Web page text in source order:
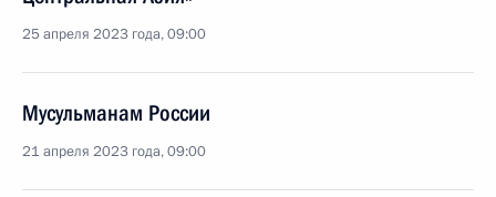
25 апреля 2023 года, 09:00
Мусульманам России
21 апреля 2023 года, 09:00